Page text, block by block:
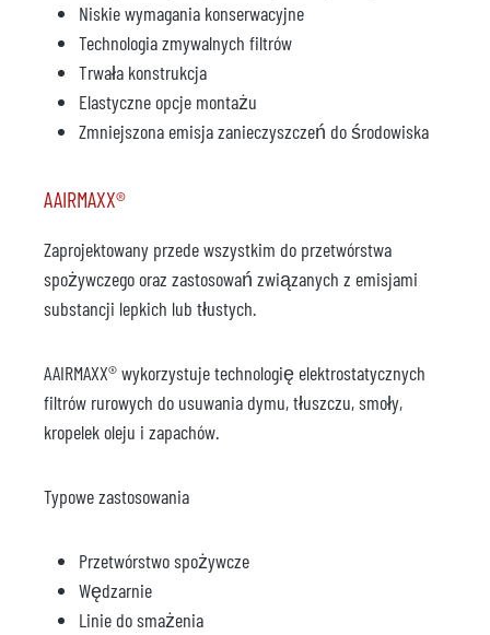
Niskie wymagania konserwacyjne
Technologia zmywalnych filtrów
Trwała konstrukcja
Elastyczne opcje montażu
Zmniejszona emisja zanieczyszczeń do środowiska
AAIRMAXX®
Zaprojektowany przede wszystkim do przetwórstwa
spożywczego oraz zastosowań związanych z emisjami
substancji lepkich lub tłustych.
AAIRMAXX® wykorzystuje technologię elektrostatycznych
filtrów rurowych do usuwania dymu, tłuszczu, smoły,
kropelek oleju i zapachów.
Typowe zastosowania
Przetwórstwo spożywcze
Wędzarnie
Linie do smażenia